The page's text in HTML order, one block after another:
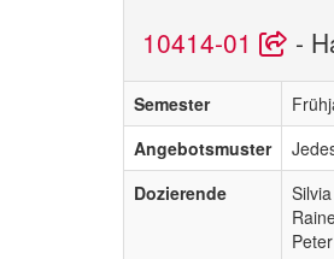
10414-01 -
Semester
Angebotsmuster
Dozierende